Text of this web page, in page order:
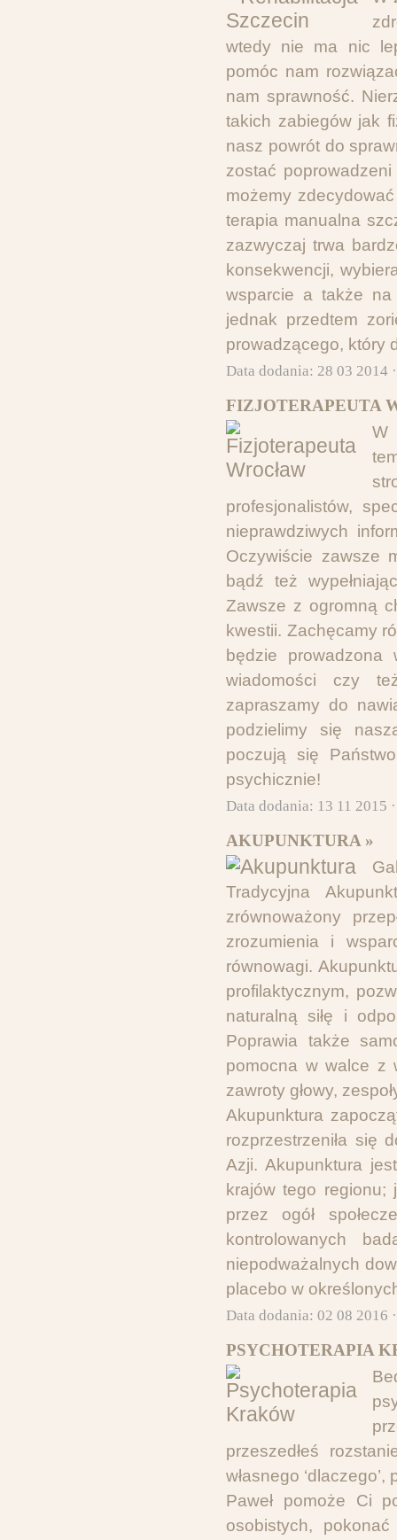
wtedy nie ma nic
pomóc nam
nam sprawność.
takich zabiegów jak
nasz powrót do
zostać
możemy
terapia manualna
zazwyczaj trwa
konsekwencji,
wsparcie a także
jednak przedtem
prowadzącego, który
Data dodania: 28 03 2014
FIZJOTERAPEUTA
W
profesjonalistów,
nieprawdziwych
Oczywiście zawsze
bądź też
Zawsze z ogromną
kwestii. Zachęcamy
będzie
wiadomości czy
zapraszamy do
podzielimy się
poczują się
psychicznie!
Data dodania: 13 11 2015
AKUPUNKTURA »
Tradycyjna
zrównoważony
zrozumienia i
równowagi.
profilaktycznym,
naturalną siłę i
Poprawia także
pomocna w walce z
zawroty głowy,
Akupunktura
rozprzestrzeniła się
Azji. Akupunktura
krajów tego
przez ogół
kontrolowanych
niepodważalnych
placebo w
Data dodania: 02 08 2016
PSYCHOTERAPIA
przeszedłeś
własnego
Paweł pomoże Ci
osobistych,